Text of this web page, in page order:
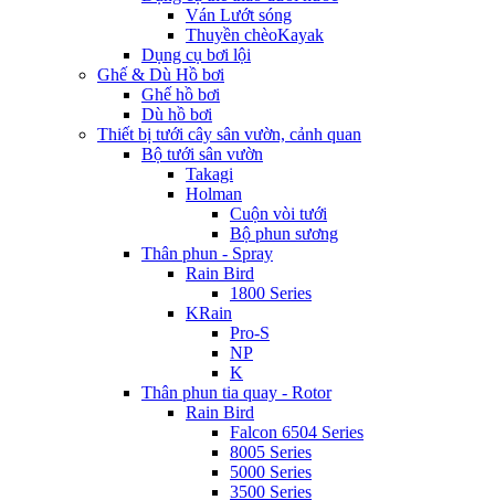
Ván Lướt sóng
Thuyền chèoKayak
Dụng cụ bơi lội
Ghế & Dù Hồ bơi
Ghế hồ bơi
Dù hồ bơi
Thiết bị tưới cây sân vườn, cảnh quan
Bộ tưới sân vườn
Takagi
Holman
Cuộn vòi tưới
Bộ phun sương
Thân phun - Spray
Rain Bird
1800 Series
KRain
Pro-S
NP
K
Thân phun tia quay - Rotor
Rain Bird
Falcon 6504 Series
8005 Series
5000 Series
3500 Series